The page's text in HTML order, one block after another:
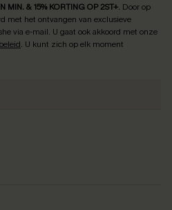
MIN. & 15% KORTING OP 2ST+. Door op
met het ontvangen van exclusieve
via e-mail. U gaat ook akkoord met onze
. U kunt zich op elk moment